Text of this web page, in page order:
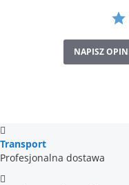
NAPISZ
Transport
Profesjonalna dostawa